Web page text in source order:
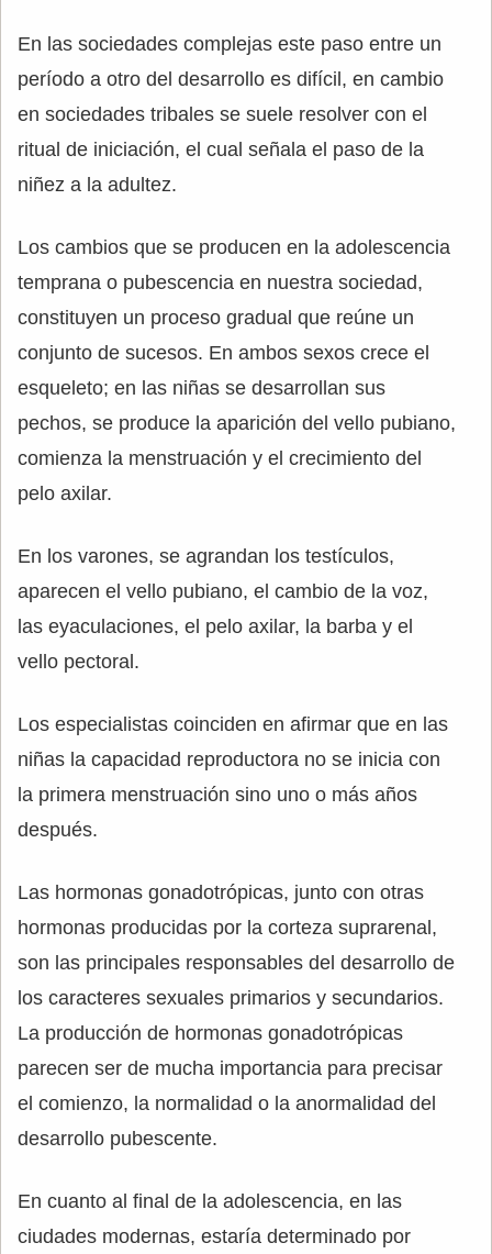
En las sociedades complejas este paso entre un
período a otro del desarrollo es difícil, en cambio
en sociedades tribales se suele resolver con el
ritual de iniciación, el cual señala el paso de la
niñez a la adultez.
Los cambios que se producen en la adolescencia
temprana o pubescencia en nuestra sociedad,
constituyen un proceso gradual que reúne un
conjunto de sucesos. En ambos sexos crece el
esqueleto; en las niñas se desarrollan sus
pechos, se produce la aparición del vello pubiano,
comienza la menstruación y el crecimiento del
pelo axilar.
En los varones, se agrandan los testículos,
aparecen el vello pubiano, el cambio de la voz,
las eyaculaciones, el pelo axilar, la barba y el
vello pectoral.
Los especialistas coinciden en afirmar que en las
niñas la capacidad reproductora no se inicia con
la primera menstruación sino uno o más años
después.
Las hormonas gonadotrópicas, junto con otras
hormonas producidas por la corteza suprarenal,
son las principales responsables del desarrollo de
los caracteres sexuales primarios y secundarios.
La producción de hormonas gonadotrópicas
parecen ser de mucha importancia para precisar
el comienzo, la normalidad o la anormalidad del
desarrollo pubescente.
En cuanto al final de la adolescencia, en las
ciudades modernas, estaría determinado por